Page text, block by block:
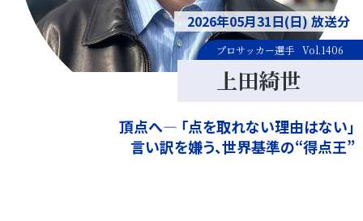
2026年05月31日(日) 放送分
上田綺世
プロサッカー選手 Vol.1406
頂点へ― 「点を取れない理由はない」
言い訳を嫌う、世界基準の“得点王”